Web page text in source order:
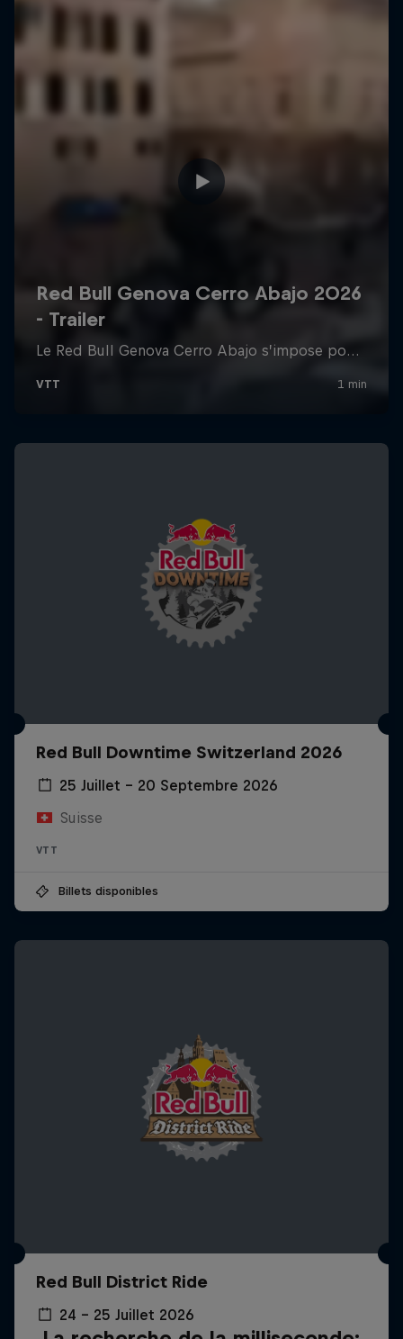
Red Bull Downtime Switzerland 2026
25 Juillet – 20 Septembre 2026
Suisse
VTT
Billets disponibles
Red Bull District Ride
24 – 25 Juillet 2026